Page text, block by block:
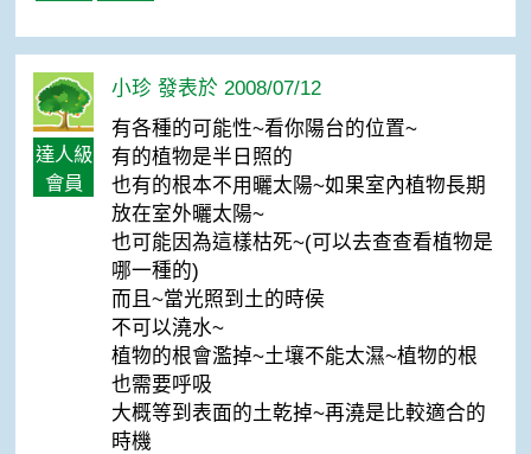
達人級
會員
小珍 發表於 2008/07/12
有各種的可能性~看你陽台的位置~
有的植物是半日照的
也有的根本不用曬太陽~如果室內植物長期
放在室外曬太陽~
也可能因為這樣枯死~(可以去查查看植物是
哪一種的)
而且~當光照到土的時侯
不可以澆水~
植物的根會濫掉~土壤不能太濕~植物的根
也需要呼吸
大概等到表面的土乾掉~再澆是比較適合的
時機